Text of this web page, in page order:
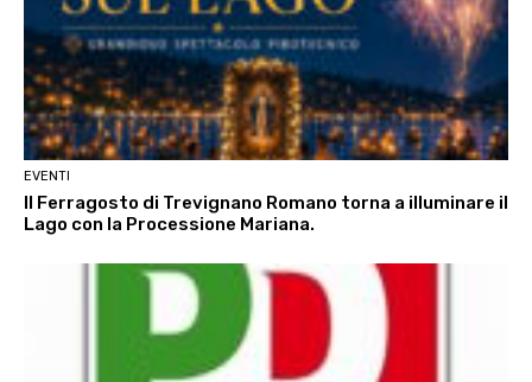
EVENTI
Il Ferragosto di Trevignano Romano torna a illuminare il
Lago con la Processione Mariana.